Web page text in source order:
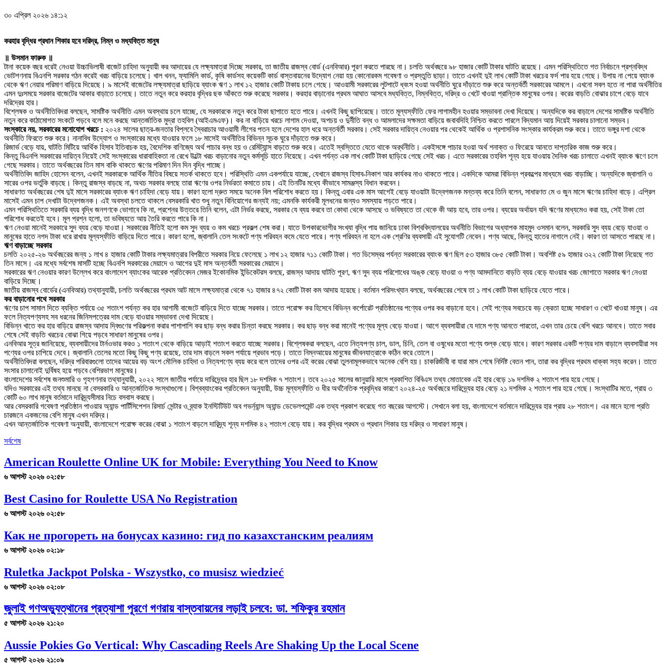
৩০ এপ্রিল ২০২৬ ১৪:১২
করহার বৃদ্ধির প্রধান শিকার হবে দরিদ্র, নিম্ন ও মধ্যবিত্ত মানুষ
॥ উসমান ফারুক ॥
টানা কয়েক বছর ধরেই নেওয়া উচ্চাভিলাষী বাজেট চাহিদা অনুযায়ী কর আদায়ের যে লক্ষ্যমাত্রা দিচ্ছে সরকার, তা জাতীয় রাজস্ব বোর্ড (এনবিআর) পূরণ করতে পারছে না। চলতি অর্থবছরে ৯৮ হাজার কোটি টাকার ঘাটতি রয়েছে। এমন পরিস্থিতিতে গত নির্বাচনে প্রশ্নবিদ্ধ
ভোটগণনায় বিএনপি সরকার গঠন করেই খরচ বাড়িয়ে চলেছে। খাল খনন, ফ্যামিলি কার্ড, কৃষি কার্ডসহ কয়েকটি কার্ড বাস্তবায়নের উদ্যোগ নেয়া হয় কোনোরকম গবেষণা ও প্রস্তুতি ছাড়া। তাতে এখনই দুই লাখ কোটি টাকা খরচের ফর্দ পার হয়ে গেছে। উপায় না পেয়ে ব্যাংক
থেকে ঋণ নেয়ার পরিমাণ বাড়িয়ে দিয়েছে। ৯ মাসেই বাজেটের লক্ষ্যমাত্রা ছাড়িয়ে ব্যাংক ঋণ ১ লাখ ১২ হাজার কোটি টাকায় চলে গেছে। আওয়ামী সরকারের লুটপাটে ধ্বংস হওয়া অর্থনীতি ঘুরে দাঁড়াতে শুরু করে অন্তর্বর্তী সরকারের আমলে। এখনো সবল হতে না পারা অর্থনীতির
এমন দুঃসময়ে সরকার বাজেটের আকার বাড়াতে চলেছে। তাতে নতুন করে করহার বৃদ্ধির ছক আঁকতে শুরু করেছে সরকার। করহার বাড়ানোর প্রথম আঘাত আসবে মধ্যবিত্ত, নিম্নবিত্ত, দরিদ্র ও খেটে খাওয়া প্রান্তিক মানুষের ওপর। করের বাড়তি বোঝার চাপে বেড়ে যাবে
দরিদ্রের হার।
বিশ্লেষক ও অর্থনীতিবিদরা বলছেন, সামষ্টিক অর্থনীতি এমন অবস্থায় চলে যাচ্ছে, যে সরকারকে নতুন করে টাকা ছাপাতে হতে পারে। এখনই কিছু ছাপিয়েছে। তাতে মূল্যস্ফীতি ফের লাগামহীন হওয়ার সম্ভাবনা দেখা দিয়েছে। অন্যদিকে কর বাড়ালে দেশের সামষ্টিক অর্থনীতি
নতুন করে কাঠামোগত সংকটে পড়বে বলে মনে করছে আন্তর্জাতিক মুদ্রা তহবিল (আইএমএফ)। কর না বাড়িয়ে খরচে লাগাম দেওয়া, অপচয় ও দুর্নীতি বন্ধ ও আমলাদের সক্ষমতা বাড়িয়ে জবাবদিহি নিশ্চিত করতে পারলে বিদ্যমান আয় দিয়েই সরকার চালানো সম্ভব।
সংস্কারে নয়, সরকারের মনোযোগ খরচে : ২০২৪ সালের ছাত্র-জনতার বিপ্লবে স্বৈরাচার আওয়ামী লীগের পতন হলে দেশের হাল ধরে অন্তর্বর্তী সরকার। সেই সরকার দায়িত্ব নেওয়ার পর থেকেই আর্থিক ও প্রশাসনিক সংস্কার কার্যক্রম শুরু করে। তাতে ভঙ্গুর দশা থেকে
অর্থনীতি ফিরতে শুরু করে। নানাবিধ উদ্যোগ ও সংস্কারের মধ্যে যাওয়ার ফলে ১৮ মাসেই অর্থনীতির বিভিন্ন সূচক ঘুরে দাঁড়াতে শুরু করে।
রিজার্ভ বেড়ে যায়, ঘাটতি মিটিয়ে আর্থিক হিসাব ইতিবাচক হয়, বৈদেশিক বাণিজ্যে অর্থ পাচার বন্ধ হয় ও রেমিট্যান্স বাড়তে শুরু করে। এতেই স্বস্তিতে যেতে থাকে অর্র্থনীতি। একইসঙ্গে পাচার হওয়া অর্থ শনাক্ত ও ফিরেয়ে আনতে দাপ্তরিক কাজ শুরু করে।
কিন্তু বিএনপি সরকারের দায়িত্ব নিয়েই সেই সংস্কারের ধারাবাহিকতা না রেখে উল্টো খরচ বাড়ানোর নতুন কর্মসূচি হাতে নিয়েছে। এখন পর্যন্ত এক লাখ কোটি টাকা ছাড়িয়ে গেছে সেই খরচ। এতে সরকারের তহবিল শূন্য হয়ে যাওয়ায় দৈনিক খরচ চালাতে এখনই ব্যাংক ঋণে চলে
গেছে সরকার। তাতে অর্থবছরের তিন মাস বাকি থাকতে ঋণের পরিমাণ দিন দিন বৃদ্ধি পাচ্ছে।
অর্থনীতিবিদ জাহিদ হোসেন বলেন, এখনই সরকারকে আর্থিক নীতির বিষয়ে সতর্ক থাকতে হবে। পরিস্থিতি এমন একপর্যায়ে যাচ্ছে, যেখানে রাজস্ব হিসাব-নিকাশ আর কার্যকর নাও থাকতে পারে। একদিকে আমরা বিভিন্ন প্রকল্পের মাধ্যমে খরচ বাড়াচ্ছি। অন্যদিকে জ্বালানি ও
সারের ওপর ভর্তুকি বাড়ছে। কিন্তু রাজস্ব বাড়ছে না, অথচ সরকার বলছে তারা ঋণের ওপর নির্ভরতা কমাতে চায়। এই তিনটির মধ্যে কীভাবে সামঞ্জস্য বিধান করবেন।
সাধারণত অর্থবছরের শেষ দুই মাসে সরকারের ব্যাংক ঋণ চাহিদা বেড়ে যায়। কারণ হলো দ্রুত সময়ে অনেক বিল পরিশোধ করতে হয়। কিন্তু এবার এক মাস আগেই বেড়ে যাওয়াটা উদ্বেগজনক মন্তব্য করে তিনি বলেন, সাধারণত মে ও জুন মাসে ঋণের চাহিদা বাড়ে। এপ্রিল
মাসেই এমন চাপ দেখাটা উদ্বেগজনক। এই অবস্থা চলতে থাকলে বেসরকারি খাত শুধু নতুন বিনিয়োগের জন্যই নয়; এমনকি কার্যকরী মূলধনের জন্যও সমস্যায় পড়তে পারে।
এমন পরিস্থিতিতে সরকারি ব্যয় বৃদ্ধি জনগণকে ভোগাবে কি না, প্রশ্নের উত্তরে তিনি বলেন, এটা নির্ভর করছে, সরকার যে ব্যয় করবে তা কোথা থেকে আসছে ও ভবিষ্যতে তা থেকে কী আয় হবে, তার ওপর। ব্যয়ের অর্থায়ন যদি ঋণের মাধ্যমেও করা হয়, সেই টাকা তো
পরিশোধ করতেই হবে। মূল প্রশ্ন হলো, তা ভবিষ্যতে আয় তৈরি করতে পারে কি না।
ঋণ নেওয়া মানেই সরকারে সুদ ব্যয় বেড়ে যাওয়া। সরকারের নীতিই হলো কম সুদ ব্যয় ও কম খরচে প্রকল্প শেষ করা। যাতে উপকারভোগীর সংখ্যা বৃদ্ধি পায় জানিয়ে ঢাকা বিশ্ববিদ্যালয়ের অর্থনীতি বিভাগের অধ্যাপক মাহমুদ ওসমান বলেন, সরকারি সুদ ব্যয় বেড়ে যাওয়া ও
মানুষের হাতে নগদ টাকা ধরে রাখায় মূল্যস্ফীতি বাড়িয়ে দিতে পারে। কারণ হলো, জ্বালানি তেল সংকটে পণ্য পরিবহন কমে যেতে পারে। পণ্য পরিবহন না হলে এক শ্রেণির ব্যবসায়ী এই সুযোগটি নেবেন। পণ্য আছে, কিন্তু হাতের নাগালে নেই। কারণ তা আসতে পারছে না।
ঋণ বাড়াচ্ছে সরকার
চলতি ২০২৫-২৬ অর্থবছরের জন্য ১ লাখ ৪ হাজার কোটি টাকার লক্ষ্যমাত্রার বিপরীতে সরকার নিয়ে ফেলেছে ১ লাখ ১২ হাজার ৭১১ কোটি টাকা। গত ডিসেম্বর পর্যন্ত সরকারের ব্যাংক ঋণ ছিল ৫৩ হাজার ৩৮৫ কোটি টাকা। অবশিষ্ট ৫৯ হাজার ৩২২ কোটি টাকা নিয়েছে গত
তিন মাসে। এর মধ্যে সর্বশেষ মাসটি হচ্ছে বিএনপি সরকারের মেয়াদে ও আগের দুই মাস অন্তর্বর্তী সরকারের মেয়াদে।
সরকারের ঋণ নেওয়ার কারণ উল্লেখ করে বাংলাদেশ ব্যাংকের আরেক প্রতিবেদন মেজর ইকোনমিক ইন্ডিকেটরস বলছে, রাজস্ব আদায় ঘাটতি পূরণ, ঋণ সুদ ব্যয় পরিশোধের অঙ্ক বেড়ে যাওয়া ও পণ্য আমদানিতে বাড়তি ব্যয় বেড়ে যাওয়ার খরচ জোগাতে সরকার ঋণ নেওয়া
বাড়িয়ে দিচ্ছে।
জাতীয় রাজস্ব বোর্ডের (এনবিআর) তথ্যানুযায়ী, চলতি অর্থবছরের প্রথম আট মাসে লক্ষ্যমাত্রা থেকে ৭১ হাজার ৪৭২ কোটি টাকা কম আদায় হয়েছে। বর্তমান পরিসংখ্যান বলছে, অর্থবছরের শেষে তা ১ লাখ কোটি টাকা ছাড়িয়ে যেতে পারে।
কর বাড়ানোর পথে সরকার
ঋণের চাপ সামাল দিতে ব্যক্তি পর্যায়ে ৩৫ শতাংশ পর্যন্ত কর হার আগামী বাজেটে বাড়িয়ে দিতে যাচ্ছে সরকার। তাতে পরোক্ষ কর হিসেবে বিভিন্ন কর্পোরেট প্রতিষ্ঠানের পণ্যের ওপর কর বাড়ানো হবে। সেই পণ্যের সবচেয়ে বড় ক্রেতা হচ্ছে সাধারণ ও খেটে খাওয়া মানুষ। এর
ফলে নিত্যপণ্যসহ সব ধরনের জিনিসপত্রের দাম বেড়ে যাওয়ার সম্ভাবনা দেখা দিয়েছে।
বিভিন্ন খাতে কর হার বাড়িয়ে রাজস্ব আদায় দ্বিগুণের পরিকল্পনা করার পাশাপাশি কর ছাড় বন্ধ করার চিন্তা করছে সরকার। কর ছাড় বন্ধ করা মানেই পণ্যের মূল্য বেড়ে যাওয়া। আগে ব্যবসায়ীরা যে দামে পণ্য আনতে পারতো, এখন তার চেয়ে বেশি খরচে আনবে। তাতে সবার
শেষে সেই বাড়তি খরচের বোঝা গিয়ে পড়বে সাধারণ মানুষের ওপর।
এনবিআর সূত্র জানিয়েছে, ব্যবসায়ীদের টার্নওভার করও ১ শতাংশ থেকে বাড়িয়ে আড়াই শতাংশ করতে যাচ্ছে সরকার। বিশ্লেষকরা বলছেন, এতে নিত্যপণ্য চাল, ডাল, চিনি, তেল বা ওষুধের মতো পণ্যে শুল্ক বেড়ে যাবে। কারণ সরকার একটি পণ্যর দাম বাড়ালে ব্যবসায়ীরা সব
পণ্যের ওপর চাপিয়ে দেবে। জ্বালানি তেলের মতো কিছু কিছু পণ্য রয়েছে, তার দাম বাড়লে সকল পর্যায়ে প্রভাব পড়ে। তাতে নিম্নআয়ের মানুষের জীবনযাত্রাকে কঠিন করে তোলে।
অর্থনীতিবিদরা বলছেন, দরিদ্র পরিবারগুলো তাদের আয়ের বড় অংশ মৌলিক চাহিদা ও নিত্যপণ্যে ব্যয় করে বলে তাদের ওপর এই করের বোঝা তুলনামূলকভাবে অনেক বেশি হয়। চাকরিজীবী বা যারা মাস শেষে নির্দিষ্ট বেতন পান, তারা কর বৃদ্ধির প্রথম ধাক্কা সহ্য করেন। তাতে
সংসার চালানোই দুর্বিষহ হয়ে পড়বে বেশিরভাগ মানুষের।
বাংলাদেশের সর্বশেষ জনশুমারি ও গৃহগণনার তথ্যানুযায়ী, ২০২২ সালে জাতীয় পর্যায়ে দারিদ্র্যের হার ছিল ১৮ দশমিক ৭ শতাংশ। তবে ২০২৫ সালের জানুয়ারি মাসে প্রকাশিত বিবিএস তথ্য মোতাবেক এই হার বেড়ে ১৯ দশমিক ২ শতাংশ পার হয়ে গেছে।
যদিও সরকারের এই তথ্য মানছে না বেসরকারি ও আন্তর্জাতিক সংস্থাগুলো। বিশ্বব্যাংকের প্রতিবেদন অনুযায়ী, উচ্চ মূল্যস্ফীতি ও ধীর অর্থনৈতিক প্রবৃদ্ধির কারণে ২০২৪-২৫ অর্থবছরে দারিদ্র্যের হার বেড়ে ২১ দশমিক ২ শতাংশ পার হয়ে গেছে। সংস্থাটির মতে, প্রায় ৩
কোটি ৬০ লাখ মানুষ বর্তমানে দারিদ্র্যসীমার নিচে বসবাস করছে।
আর বেসরকারি গবেষণা প্রতিষ্ঠান পাওয়ার অ্যান্ড পার্টিসিপেশন রিসার্চ সেন্টার ও ব্র্যাক ইনস্টিটিউট অব গভর্ন্যান্স অ্যান্ড ডেভেলপমেন্ট এক তথ্য প্রকাশ করেছে গত বছরের আগস্টে। সেখানে বলা হয়, বাংলাদেশে বর্তমানে দারিদ্র্যের হার প্রায় ২৮ শতাংশ। এর মানে হলো প্রতি
চারজনে একজনের বেশি মানুষ এখন দরিদ্র।
এখন আন্তর্জাতিক গবেষণা অনুযায়ী, বাংলাদেশে পরোক্ষ করের বোঝা ১ শতাংশ বাড়লে দারিদ্র্য শূন্য দশমিক ৪২ শতাংশ বেড়ে যায়। কর বৃদ্ধির প্রথম ও প্রধান শিকার হয় দরিদ্র ও সাধারণ মানুষ।
সর্বশেষ
American Roulette Online UK for Mobile: Everything You Need to Know
৬ আগস্ট ২০২৬ ০২:৫৮
Best Casino for Roulette USA No Registration
৬ আগস্ট ২০২৬ ০২:৫৮
Как не прогореть на бонусах казино: гид по казахстанским реалиям
৬ আগস্ট ২০২৬ ০২:১৮
Ruletka Jackpot Polska - Wszystko, co musisz wiedzieć
৬ আগস্ট ২০২৬ ০২:০৮
জুলাই গণঅভ্যুত্থানের প্রত্যাশা পূরণে গণরায় বাস্তবায়নের লড়াই চলবে: ডা. শফিকুর রহমান
৫ আগস্ট ২০২৬ ২১:২০
Aussie Pokies Go Vertical: Why Cascading Reels Are Shaking Up the Local Scene
৫ আগস্ট ২০২৬ ২১:০৯